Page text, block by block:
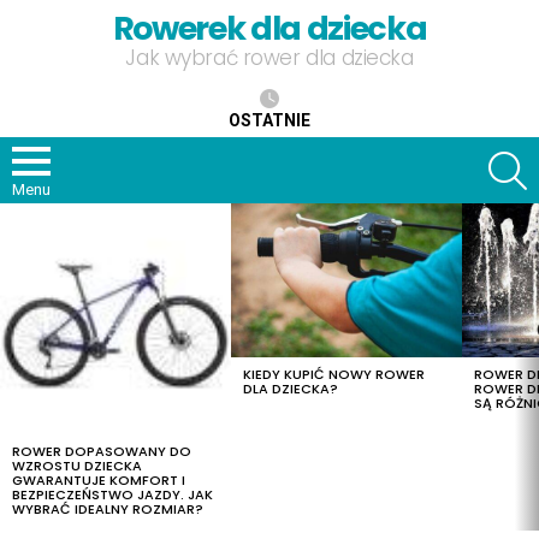
Rowerek dla dziecka
Jak wybrać rower dla dziecka
OSTATNIE
Menu
ROWER DOPASOWANY DO
WZROSTU DZIECKA
GWARANTUJE KOMFORT I
BEZPIECZEŃSTWO JAZDY. JAK
WYBRAĆ IDEALNY ROZMIAR?
KIEDY KUPIĆ NOWY ROWER
DLA DZIECKA?
ROWER
ROWER
SĄ